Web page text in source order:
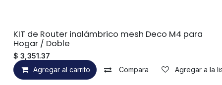
KIT de Router inalámbrico mesh Deco M4 para
Hogar / Doble
$ 3,351.37
Agregar al carrito
Compara Agregar a la